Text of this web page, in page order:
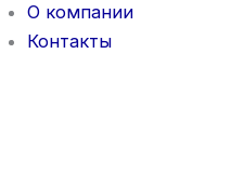
О компании
Контакты